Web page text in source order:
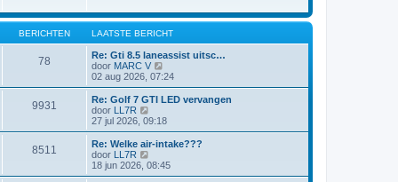
r
i
h
t
a
t
s
t
e
e
r
i
t
j
a
a
t
e
r
i
t
BERICHTEN LAATSTE BERICHT
78
Re: Gti 8.5 laneassist uitsc…
door MARC V
e
k
k
a
a
t
s
02 aug 2026, 07:24
9931
Re: Golf 7 GTI LED vervangen
door LL7R
e
k
i
k
27 jul 2026, 09:18
8511
Re: Welke air-intake???
door LL7R
e
k
18 jun 2026, 08:45